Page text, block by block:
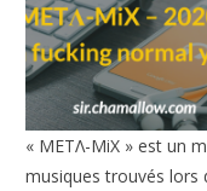
« METΛ-MiX » est un
musiques trouvés lors